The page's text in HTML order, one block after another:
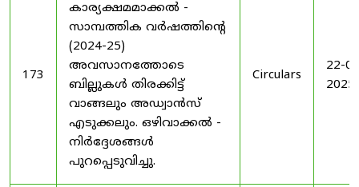
173
കാര്യക്ഷമമാക്കൽ -
സാമ്പത്തിക വർഷത്തിന്റെ
(2024-25)
അവസാനത്തോടെ
ബില്ലുകൾ തിരക്കിട്ട്
വാങ്ങലും അഡ്വാൻസ്
എടുക്കലും. ഒഴിവാക്കൽ -
നിർദ്ദേശങ്ങൾ
പുറപ്പെടുവിച്ചു.
Circulars
22-
2025